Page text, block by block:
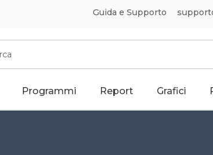
Guida e Supporto
Programmi Report Grafici